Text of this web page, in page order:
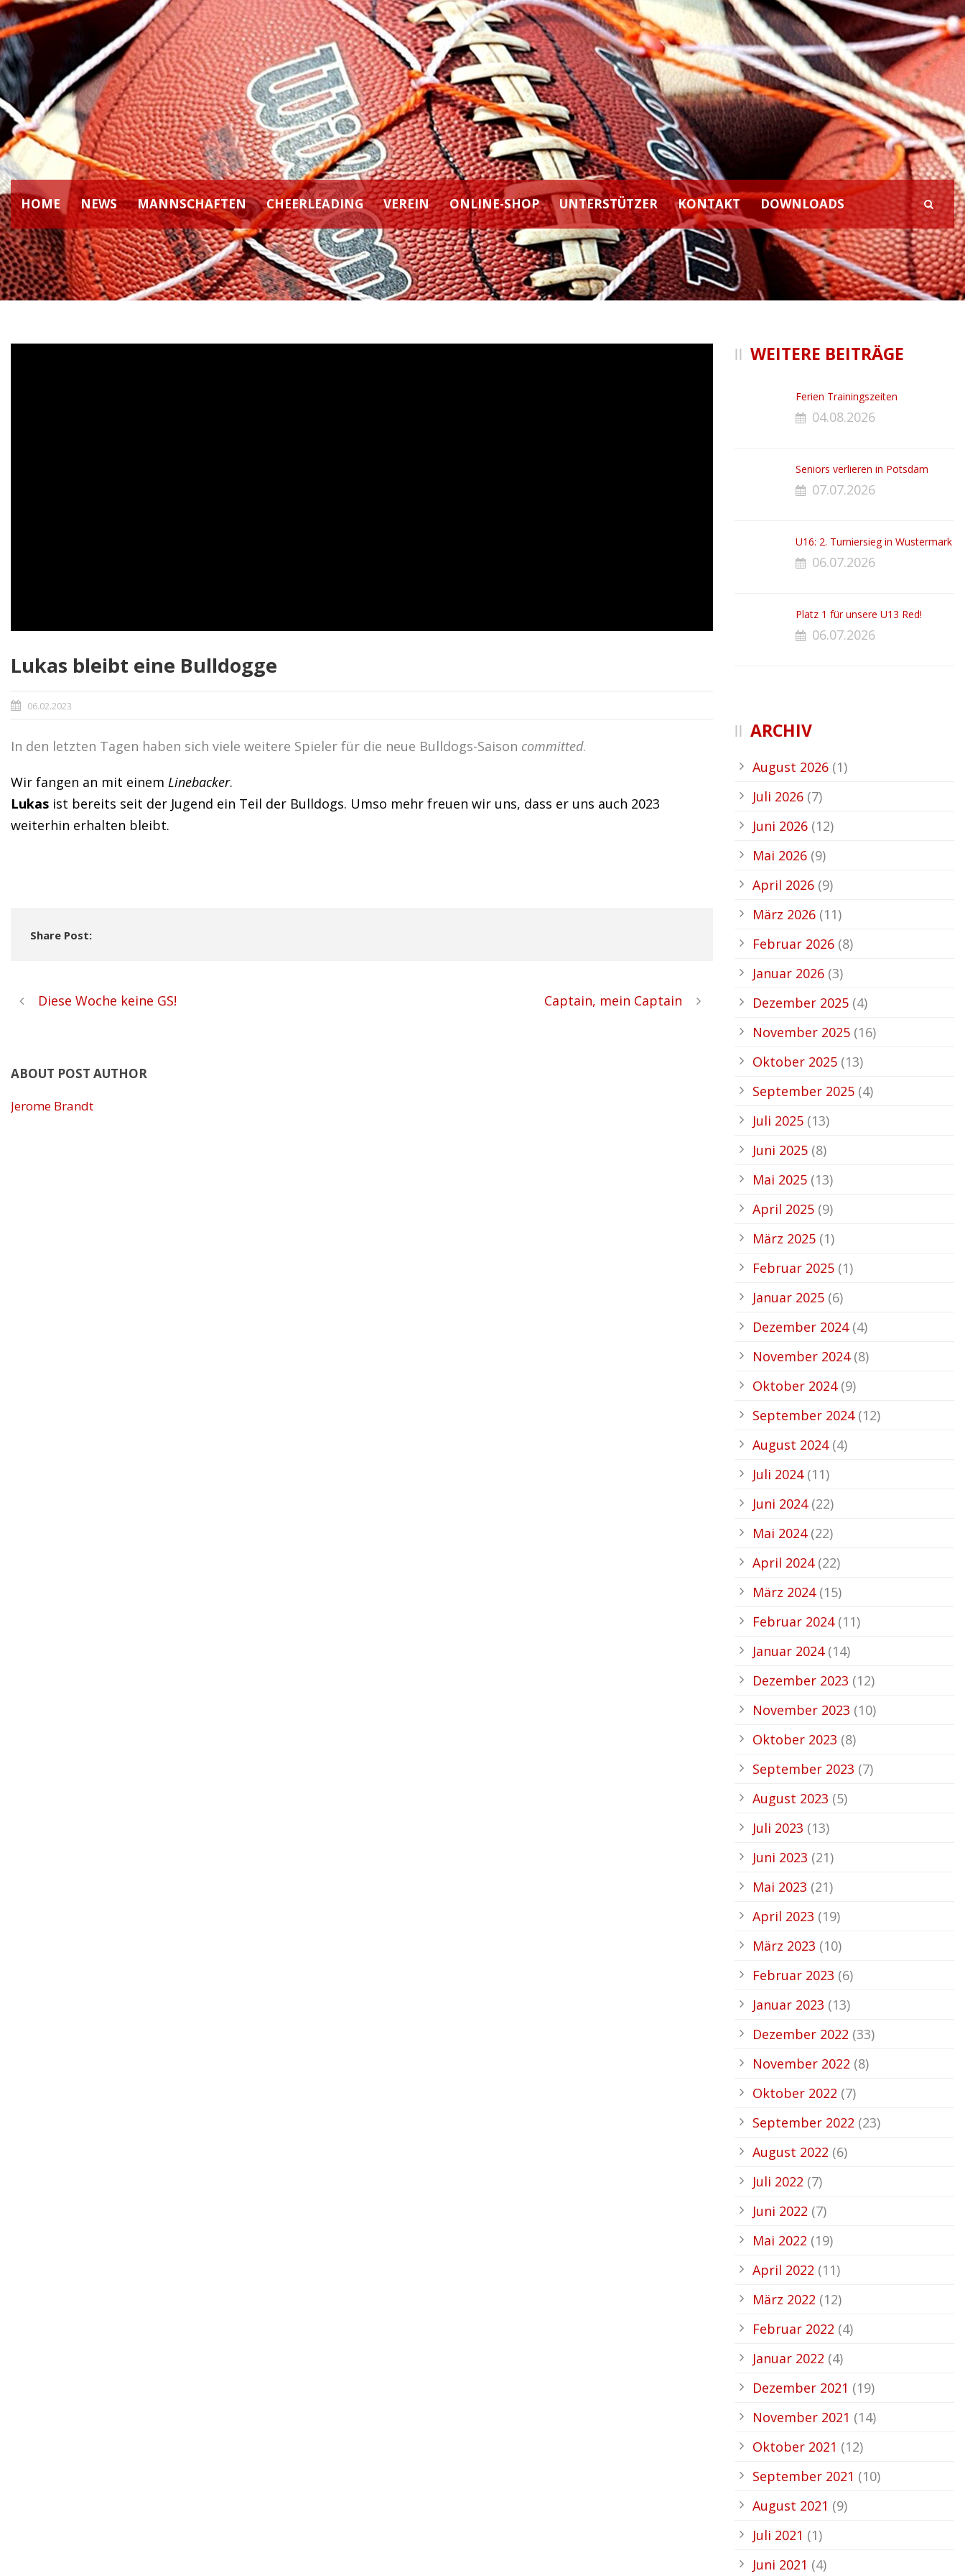
HOME NEWS MANNSCHAFTEN CHEERLEADING VEREIN ONLINE-SHOP UNTERSTÜTZER KONTAKT DOWNLOADS
Lukas bleibt eine Bulldogge
06.02.2023
In den letzten Tagen haben sich viele weitere Spieler für die neue Bulldogs-Saison committed.
Wir fangen an mit einem Linebacker.
Lukas ist bereits seit der Jugend ein Teil der Bulldogs. Umso mehr freuen wir uns, dass er uns auch 2023
weiterhin erhalten bleibt.
Share Post:
Diese Woche keine GS! Captain, mein Captain
ABOUT POST AUTHOR
Jerome Brandt
WEITERE BEITRÄGE
Ferien Trainingszeiten
04.08.2026
Seniors verlieren in Potsdam
07.07.2026
U16: 2. Turniersieg in Wustermark
06.07.2026
Platz 1 für unsere U13 Red!
06.07.2026
ARCHIV
August 2026 (1)
Juli 2026 (7)
Juni 2026 (12)
Mai 2026 (9)
April 2026 (9)
März 2026 (11)
Februar 2026 (8)
Januar 2026 (3)
Dezember 2025 (4)
November 2025 (16)
Oktober 2025 (13)
September 2025 (4)
Juli 2025 (13)
Juni 2025 (8)
Mai 2025 (13)
April 2025 (9)
März 2025 (1)
Februar 2025 (1)
Januar 2025 (6)
Dezember 2024(4)
November 2024(8)
Oktober 2024(9)
September 2024(12)
August 2024(4)
Juli 2024(11)
Juni 2024(22)
Mai 2024(22)
April 2024(22)
März 2024(15)
Februar 2024(11)
Januar 2024(14)
Dezember 2023 (12)
November 2023 (10)
Oktober 2023 (8)
September 2023 (7)
August 2023 (5)
Juli 2023 (13)
Juni 2023 (21)
Mai 2023 (21)
April 2023 (19)
März 2023 (10)
Februar 2023 (6)
Januar 2023 (13)
Dezember 2022 (33)
November 2022 (8)
Oktober 2022 (7)
September 2022 (23)
August 2022 (6)
Juli 2022 (7)
Juni 2022 (7)
Mai 2022 (19)
April 2022 (11)
März 2022 (12)
Februar 2022 (4)
Januar 2022 (4)
Dezember 2021 (19)
November 2021 (14)
Oktober 2021 (12)
September 2021 (10)
August 2021 (9)
Juli 2021 (1)
Juni 2021 (4)